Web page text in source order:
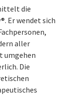
die
Er wendet sich
aller
umgehen
Die